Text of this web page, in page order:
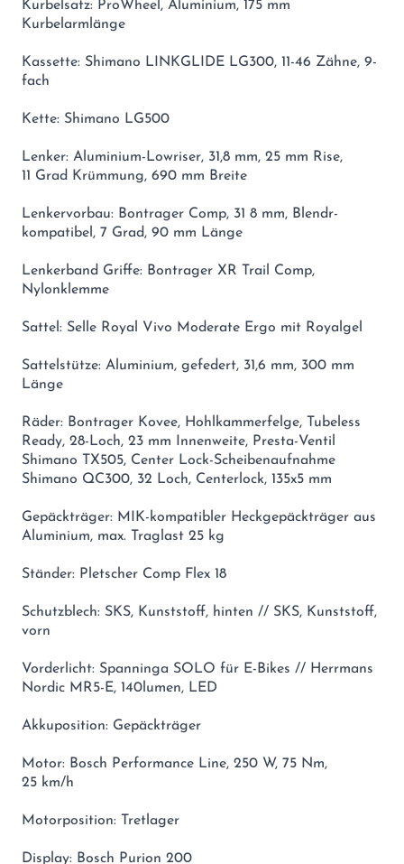
Kurbelsatz: ProWheel, Aluminium, 175 mm
Kurbelarmlänge
Kassette: Shimano LINKGLIDE LG300, 11-46 Zähne, 9-
fach
Kette: Shimano LG500
Lenker: Aluminium-Lowriser, 31,8 mm, 25 mm Rise,
11 Grad Krümmung, 690 mm Breite
Lenkervorbau: Bontrager Comp, 31 8 mm, Blendr-
kompatibel, 7 Grad, 90 mm Länge
Lenkerband Griffe: Bontrager XR Trail Comp,
Nylonklemme
Sattel: Selle Royal Vivo Moderate Ergo mit Royalgel
Sattelstütze: Aluminium, gefedert, 31,6 mm, 300 mm
Länge
Räder: Bontrager Kovee, Hohlkammerfelge, Tubeless
Ready, 28-Loch, 23 mm Innenweite, Presta-Ventil
Shimano TX505, Center Lock-Scheibenaufnahme
Shimano QC300, 32 Loch, Centerlock, 135x5 mm
Gepäckträger: MIK-kompatibler Heckgepäckträger aus
Aluminium, max. Traglast 25 kg
Ständer: Pletscher Comp Flex 18
Schutzblech: SKS, Kunststoff, hinten // SKS, Kunststoff,
vorn
Vorderlicht: Spanninga SOLO für E-Bikes // Herrmans
Nordic MR5-E, 140lumen, LED
Akkuposition: Gepäckträger
Motor: Bosch Performance Line, 250 W, 75 Nm,
25 km/h
Motorposition: Tretlager
Display: Bosch Purion 200